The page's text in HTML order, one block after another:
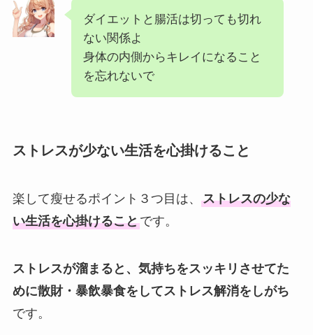
ダイエットと腸活は切っても切れ
ない関係よ
身体の内側からキレイになること
を忘れないで
ストレスが少ない生活を心掛けること
楽して瘦せるポイント３つ目は、 ストレスの少な
い生活を心掛けることです。
ストレスが溜まると、気持ちをスッキリさせてた
めに散財・暴飲暴食をしてストレス解消をしがち
です。